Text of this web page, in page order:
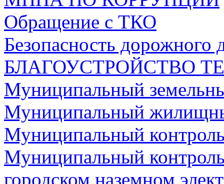
Обращение с ТКО
Безопасность дорожного
БЛАГОУСТРОЙСТВО
Муниципальный
Муниципальный
Муниципальный контроль
Муниципальный
городском наземном